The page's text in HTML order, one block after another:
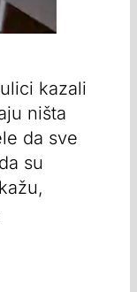
kazali
ništa
da sve
su